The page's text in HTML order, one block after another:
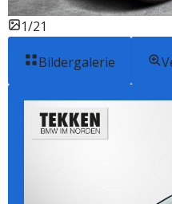
1/21
Bildergalerie